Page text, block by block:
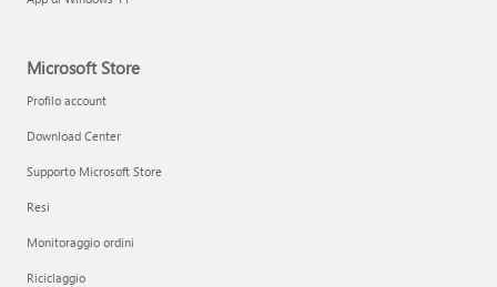
Microsoft Store
Profilo account
Download Center
Supporto Microsoft Store
Resi
Monitoraggio ordini
Riciclaggio